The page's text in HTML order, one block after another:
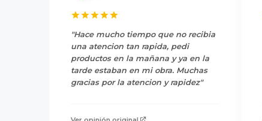
"Hace mucho tiempo que no recibia
una atencion tan rapida, pedi
productos en la mañana y ya en la
tarde estaban en mi obra. Muchas
gracias por la atencion y rapidez"